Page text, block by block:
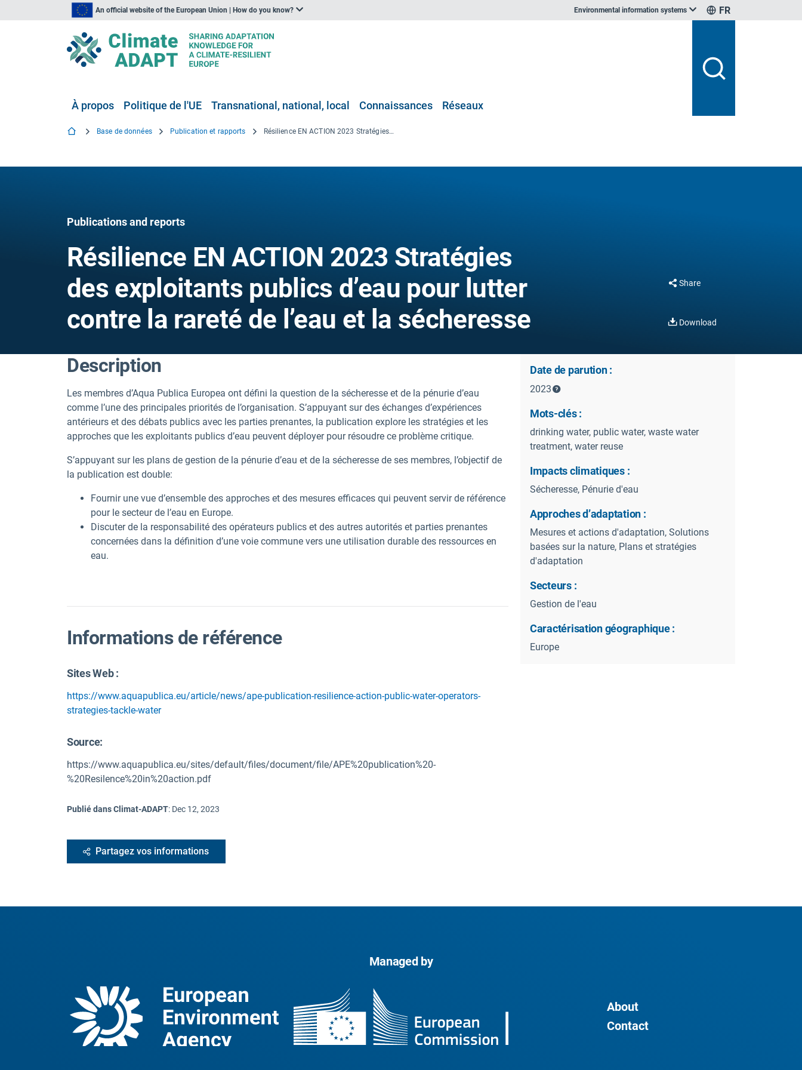
An official website of the European Union | How do you know? Environmental information systems FR
À propos Politique de l'UE Transnational, national, local Connaissances Réseaux
Base de données Publication et rapports Résilience EN ACTION 2023 Stratégies des exploitants publics d’eau pour lutter contre la rareté de l’eau et la sécheresse
Publications and reports
Résilience EN ACTION 2023 Stratégies
des exploitants publics d’eau pour lutter
contre la rareté de l’eau et la sécheresse
Share
Download
Description
Les membres d’Aqua Publica Europea ont défini la question de la sécheresse et de la pénurie d’eau
comme l’une des principales priorités de l’organisation. S’appuyant sur des échanges d’expériences
antérieurs et des débats publics avec les parties prenantes, la publication explore les stratégies et les
approches que les exploitants publics d’eau peuvent déployer pour résoudre ce problème critique.
S’appuyant sur les plans de gestion de la pénurie d’eau et de la sécheresse de ses membres, l’objectif de
la publication est double:
Fournir une vue d’ensemble des approches et des mesures efficaces qui peuvent servir de référence
pour le secteur de l’eau en Europe.
Discuter de la responsabilité des opérateurs publics et des autres autorités et parties prenantes
concernées dans la définition d’une voie commune vers une utilisation durable des ressources en
eau.
Informations de référence
Sites Web :
https://www.aquapublica.eu/article/news/ape-publication-resilience-action-public-water-operators-
strategies-tackle-water
Source:
https://www.aquapublica.eu/sites/default/files/document/file/APE%20publication%20-
%20Resilence%20in%20action.pdf
Publié dans Climat-ADAPT: Dec 12, 2023
Partagez vos informations
Date de parution :
2023
Mots-clés :
drinking water, public water, waste water
treatment, water reuse
Impacts climatiques :
Sécheresse, Pénurie d'eau
Approches d’adaptation :
Mesures et actions d'adaptation, Solutions
basées sur la nature, Plans et stratégies
d'adaptation
Secteurs :
Gestion de l'eau
Caractérisation géographique :
Europe
Managed by
About
Contact